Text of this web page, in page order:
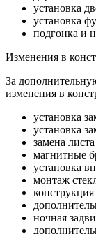
установка
установка
подгонка и
Изменения в
За
изменения в
установка
установка
замена
магнитные
установка
монтаж
ночная